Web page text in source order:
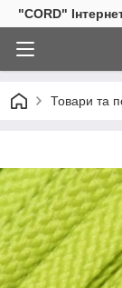
"CORD"
Товари та